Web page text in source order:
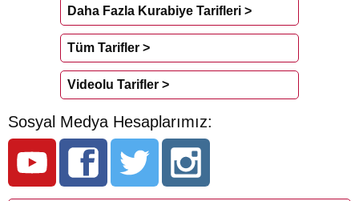
Daha Fazla Kurabiye Tarifleri >
Tüm Tarifler >
Videolu Tarifler >
Sosyal Medya Hesaplarımız: